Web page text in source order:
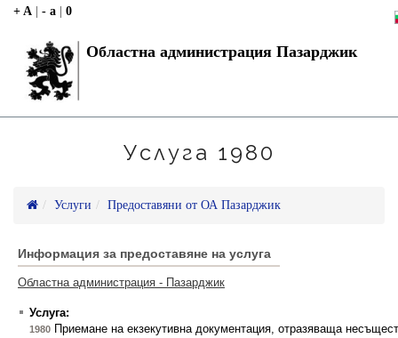
+ A - a 0
Областна администрация Пазарджик
Услуга 1980
Услуги Предоставяни от ОА Пазарджик